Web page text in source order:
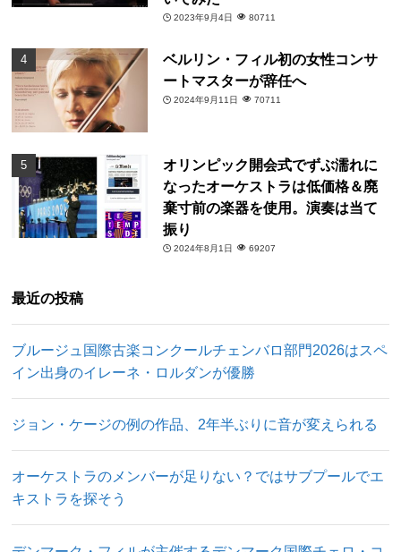
2023年9月4日 80711
ベルリン・フィル初の女性コンサ
ートマスターが辞任へ
2024年9月11日 70711
オリンピック開会式でずぶ濡れに
なったオーケストラは低価格＆廃
棄寸前の楽器を使用。演奏は当て
振り
2024年8月1日 69207
最近の投稿
ブルージュ国際古楽コンクールチェンバロ部門2026はスペ
イン出身のイレーネ・ロルダンが優勝
ジョン・ケージの例の作品、2年半ぶりに音が変えられる
オーケストラのメンバーが足りない？ではサブプールでエ
キストラを探そう